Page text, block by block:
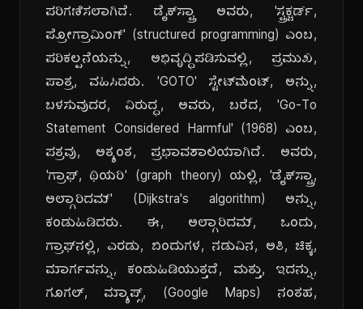
ಪರಿಗಣಿಸಲಾಗಿದೆ. ಡೈಕ್‌ಸ್ಟ್ರಾ ಅವರು, 'ಸ್ಟ್ರಕ್ಚರ್ಡ್,
ಪ್ರೋಗ್ರಾಮಿಂಗ್' (structured programming) ಎಂಬ,
ಪರಿಕಲ್ಪನೆಯನ್ನು, ಅಭಿವೃದ್ಧಿಪಡಿಸುವಲ್ಲಿ, ಪ್ರಮುಖ,
ಪಾತ್ರ, ವಹಿಸಿದರು. 'GOTO' ಸ್ಟೇಟ್‌ಮೆಂಟ್, ಅನ್ನು,
ಬಳಸುವುದರ, ವಿರುದ್ಧ, ಅವರು, ಬರೆದ, 'Go-To
Statement Considered Harmful' (1968) ಎಂಬ,
ಪತ್ರವು, ಅತ್ಯಂತ, ಪ್ರಭಾವಶಾಲಿಯಾಗಿದೆ. ಅವರು,
'ಗ್ರಾಫ್, ಥಿಯರಿ' (graph theory) ಯಲ್ಲಿ, 'ಡೈಕ್‌ಸ್ಟ್ರಾ,
ಅಲ್ಗಾರಿದಮ್' (Dijkstra's algorithm) ಅನ್ನು,
ಕಂಡುಹಿಡಿದರು. ಈ, ಅಲ್ಗಾರಿದಮ್, ಒಂದು,
ಗ್ರಾಫ್‌ನಲ್ಲಿ, ಎರಡು, ಬಿಂದುಗಳ, ನಡುವಿನ, ಅತಿ, ಚಿಕ್ಕ,
ಮಾರ್ಗವನ್ನು, ಕಂಡುಹಿಡಿಯುತ್ತದೆ, ಮತ್ತು, ಇದನ್ನು,
ಗೂಗಲ್, ಮ್ಯಾಪ್ಸ್, (Google Maps) ನಂತಹ,